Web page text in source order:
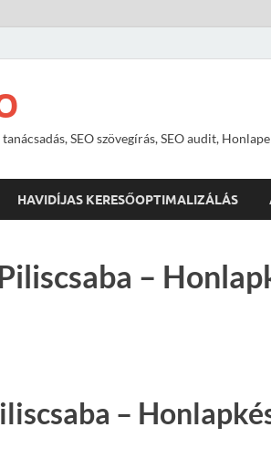
SEO szövegírás, SEO audit,
HAVIDÍJAS KERESŐOPTIMALIZÁLÁS
–
–